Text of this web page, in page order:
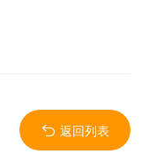
返回列表